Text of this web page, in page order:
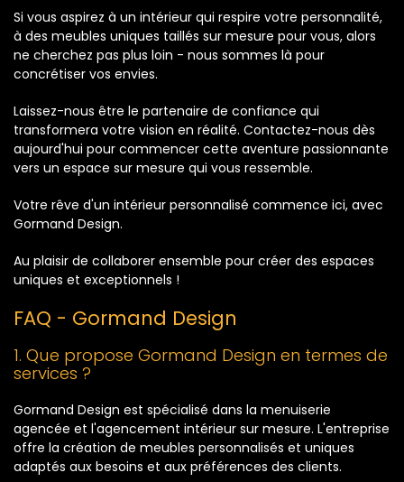
Si vous aspirez à un intérieur qui respire votre personnalité,
à des meubles uniques taillés sur mesure pour vous, alors
ne cherchez pas plus loin - nous sommes là pour
concrétiser vos envies.
Laissez-nous être le partenaire de confiance qui
transformera votre vision en réalité. Contactez-nous dès
aujourd'hui pour commencer cette aventure passionnante
vers un espace sur mesure qui vous ressemble.
Votre rêve d'un intérieur personnalisé commence ici, avec
Gormand Design.
Au plaisir de collaborer ensemble pour créer des espaces
uniques et exceptionnels !
FAQ - Gormand Design
1. Que propose Gormand Design en termes de
services ?
Gormand Design est spécialisé dans la menuiserie
agencée et l'agencement intérieur sur mesure. L'entreprise
offre la création de meubles personnalisés et uniques
adaptés aux besoins et aux préférences des clients.